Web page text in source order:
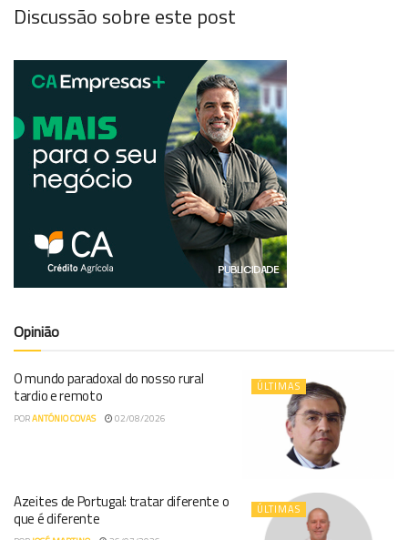
Discussão sobre este post
Opinião
ÚLTIMAS
O mundo paradoxal do nosso rural
tardio e remoto
PORANTÓNIO COVAS 02/08/2026
ÚLTIMAS
Azeites de Portugal: tratar diferente o
que é diferente